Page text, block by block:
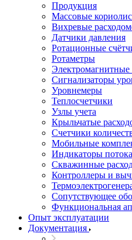
Продукция
Массовые
Вихревые
Датчики давления
Ротационные
Ротаметры
Электромагнитные
Сигнализаторы
Уровнемеры
Теплосчетчики
Узлы учета
Крыльчатые
Счетчики
Мобильные
Индикаторы
Скважинные
Контроллеры и
Сопутствующее
Функциональная
Опыт эксплуатации
Документация